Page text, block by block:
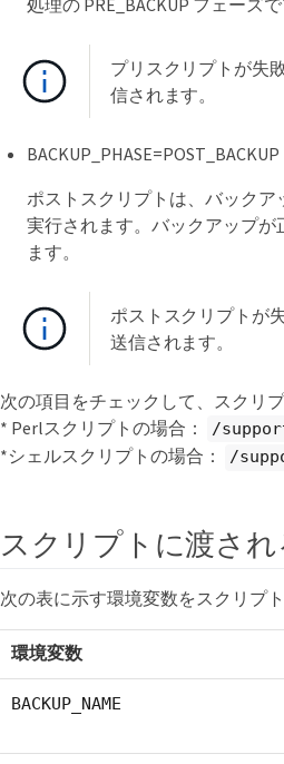
プリスクリプトが失
信されます。
ポストスクリプトは、バックア
実行されます。バックアップが
ます。
ポストスクリプトが
送信されます。
次の項目をチェックして、スクリ
* Perlスクリプトの場合：
/
*シェルスクリプトの場合： /
スクリプトに渡さ
次の表に示す環境変数をスクリプ
環境変数
BACKUP_NAME